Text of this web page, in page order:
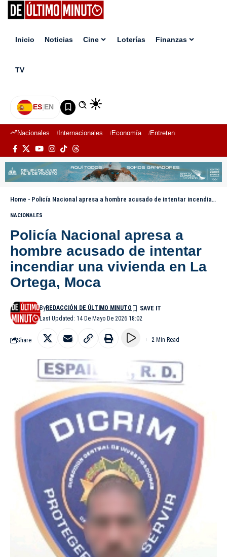
Inicio Noticias Cine Loterías Finanzas
TV
ES|EN
Nacionales Internacionales Economía Entretenimiento
Home - Policía Nacional apresa a hombre acusado de intentar incendiar una vivienda en La Ortega, Moca
NACIONALES
Policía Nacional apresa a
hombre acusado de intentar
incendiar una vivienda en La
Ortega, Moca
Last Updated: 14 De Mayo De 2026 18:02
ByREDACCIÓN DE ÚLTIMO MINUTO
Share 2 Min Read